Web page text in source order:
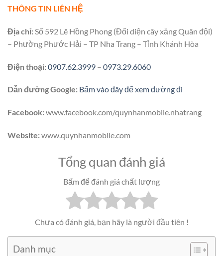
THÔNG TIN LIÊN HỆ
Địa chỉ:Số 592 Lê Hồng Phong (Đối diện cây xăng Quân đội)
– Phường Phước Hải – TP Nha Trang – Tỉnh Khánh Hòa
Điện thoại:0907.62.3999 – 0973.29.6060
Dẫn đường Google: Bấm vào đây để xem đường đi
Facebook:www.facebook.com/quynhanmobile.nhatrang
Website:www.quynhanmobile.com
Tổng quan đánh giá
Bấm để đánh giá chất lượng
Chưa có đánh giá, bạn hãy là người đầu tiên !
Danh mục